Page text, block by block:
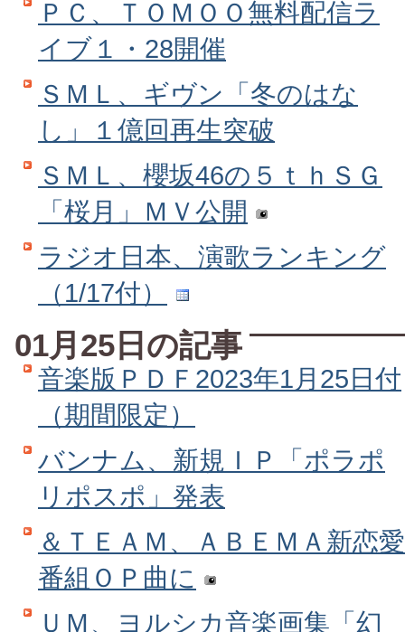
ＰＣ、ＴＯＭＯＯ無料配信ラ
イブ１・28開催
ＳＭＬ、ギヴン「冬のはな
し」１億回再生突破
ＳＭＬ、櫻坂46の５ｔｈＳＧ
「桜月」ＭＶ公開
ラジオ日本、演歌ランキング
（1/17付）
01月25日の記事
音楽版ＰＤＦ2023年1月25日付
（期間限定）
バンナム、新規ＩＰ「ポラポ
リポスポ」発表
＆ＴＥＡＭ、ＡＢＥＭＡ新恋愛
番組ＯＰ曲に
ＵＭ、ヨルシカ音楽画集「幻